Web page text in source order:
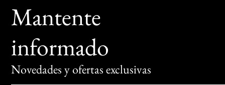
Mantente
informado
Novedades y ofertas exclusivas